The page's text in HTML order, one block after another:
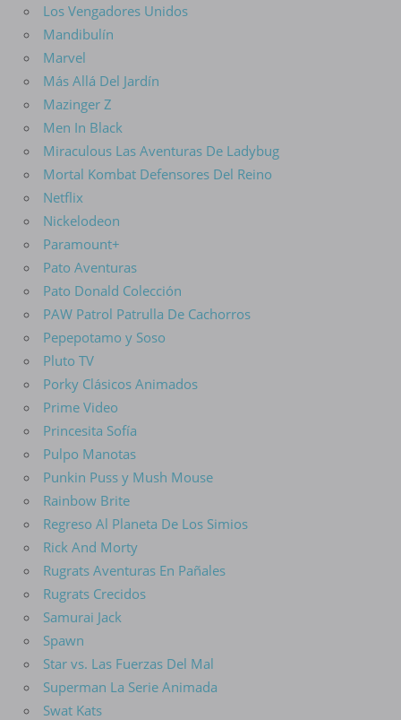
Los Vengadores Unidos
Mandibulín
Marvel
Más Allá Del Jardín
Mazinger Z
Men In Black
Miraculous Las Aventuras De Ladybug
Mortal Kombat Defensores Del Reino
Netflix
Nickelodeon
Paramount+
Pato Aventuras
Pato Donald Colección
PAW Patrol Patrulla De Cachorros
Pepepotamo y Soso
Pluto TV
Porky Clásicos Animados
Prime Video
Princesita Sofía
Pulpo Manotas
Punkin Puss y Mush Mouse
Rainbow Brite
Regreso Al Planeta De Los Simios
Rick And Morty
Rugrats Aventuras En Pañales
Rugrats Crecidos
Samurai Jack
Spawn
Star vs. Las Fuerzas Del Mal
Superman La Serie Animada
Swat Kats